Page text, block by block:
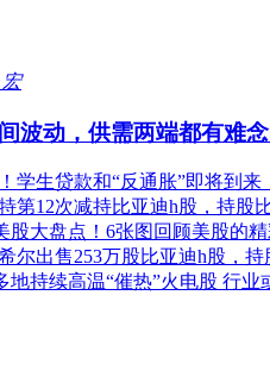
波动，供需两端都有难
学生贷款和“反通胀”即将到
第12次减持比亚迪h股，持股
股大盘点！6张图回顾美股的
尔出售253万股比亚迪h股，持
地持续高温“催热”火电股 行业